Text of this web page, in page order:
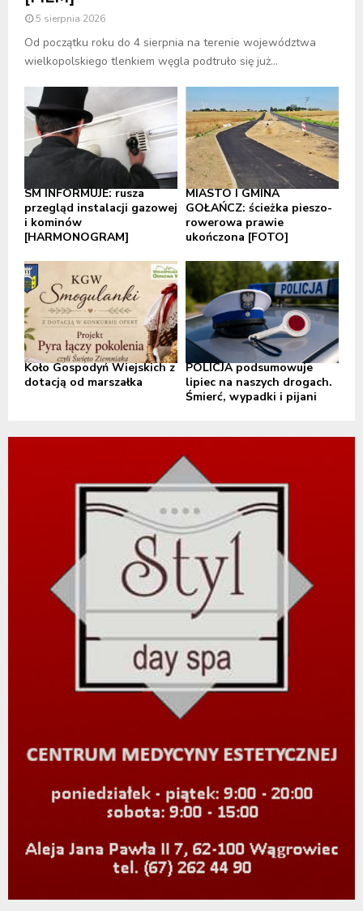
5 sierpnia 2026
Od początku roku do 4 sierpnia na terenie województwa
wielkopolskiego tlenkiem węgla podtruło się już...
SM INFORMUJE: rusza
przegląd instalacji gazowej
i kominów
[HARMONOGRAM]
MIASTO I GMINA
GOŁAŃCZ: ścieżka pieszo-
rowerowa prawie
ukończona [FOTO]
Koło Gospodyń Wiejskich z
dotacją od marszałka
POLICJA podsumowuje
lipiec na naszych drogach.
Śmierć, wypadki i pijani